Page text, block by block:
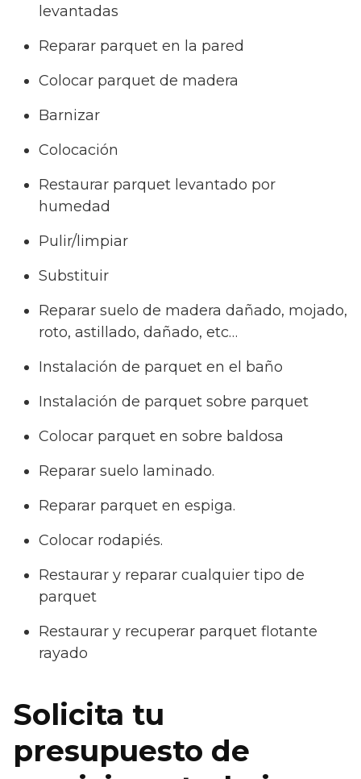
levantadas
Reparar parquet en la pared
Colocar parquet de madera
Barnizar
Colocación
Restaurar parquet levantado por
humedad
Pulir/limpiar
Substituir
Reparar suelo de madera dañado, mojado,
roto, astillado, dañado, etc…
Instalación de parquet en el baño
Instalación de parquet sobre parquet
Colocar parquet en sobre baldosa
Reparar suelo laminado.
Reparar parquet en espiga.
Colocar rodapiés.
Restaurar y reparar cualquier tipo de
parquet
Restaurar y recuperar parquet flotante
rayado
Solicita tu
presupuesto de